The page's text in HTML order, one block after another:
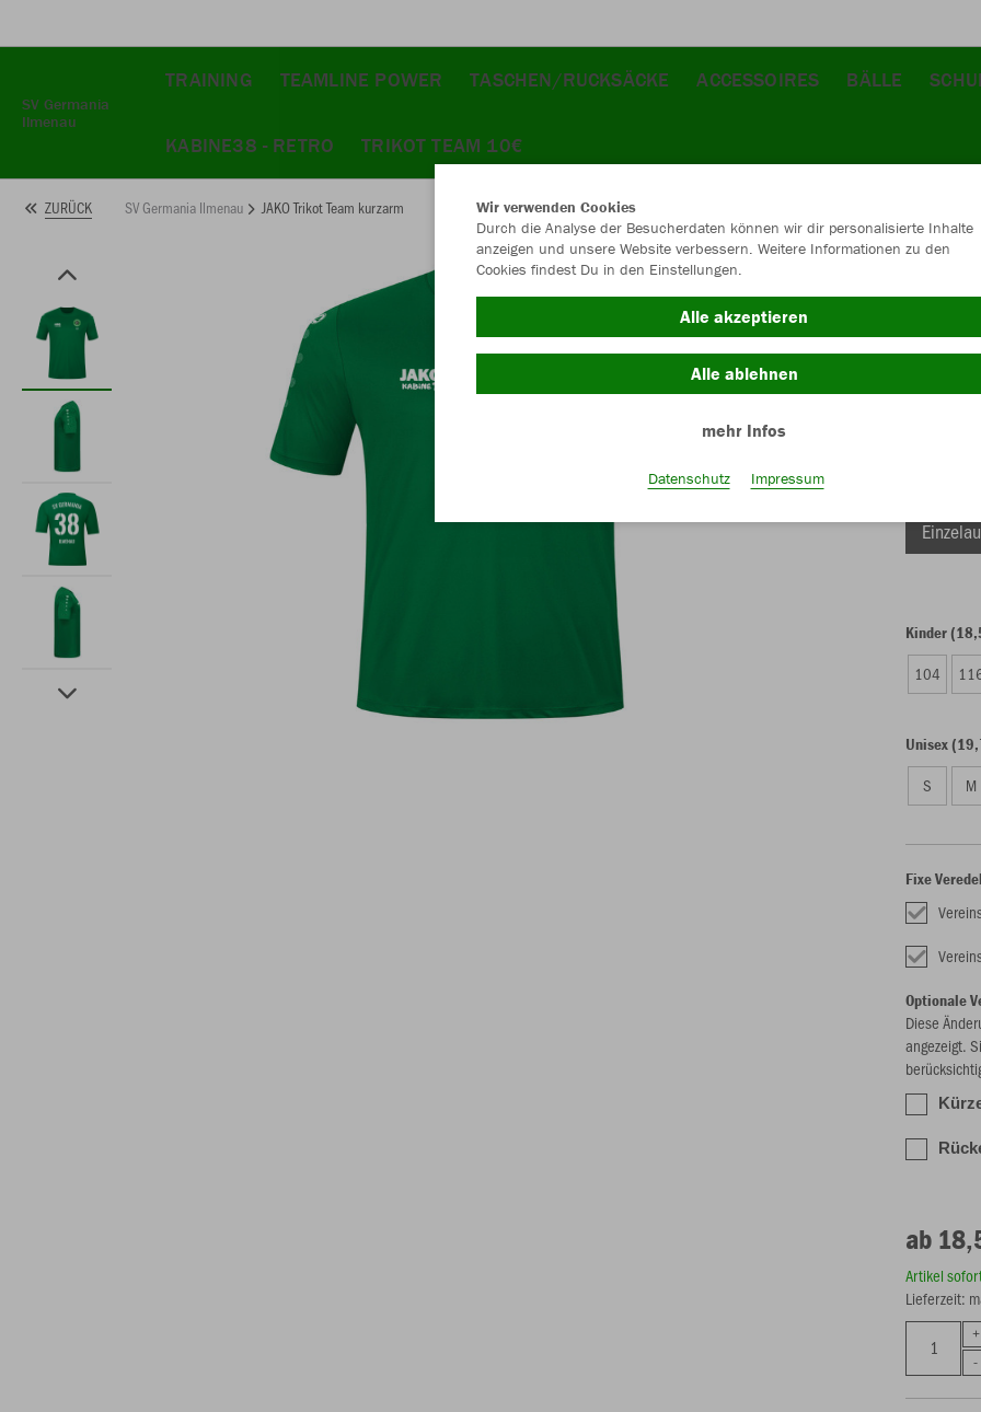
SV Germania
Ilmenau
TRAINING TEAMLINE POWER TASCHEN/RUCKSÄCKE ACCESSOIRES BÄLLE
KABINE38 - RETRO TRIKOT TEAM 10€
ZURÜCK SV Germania Ilmenau JAKO Trikot Team kurzarm
sportgrün
Kinder
104
Unisex
S M
Fixe
Optionale
Diese
angezeigt.
ab
Artikel
Lieferzeit:
Wir verwenden Cookies
Durch die Analyse der Besucherdaten können wir dir personalisierte Inhalte
anzeigen und unsere Website verbessern. Weitere Informationen zu den
Cookies findest Du in den Einstellungen.
Alle akzeptieren
Alle ablehnen
mehr Infos
Datenschutz Impressum